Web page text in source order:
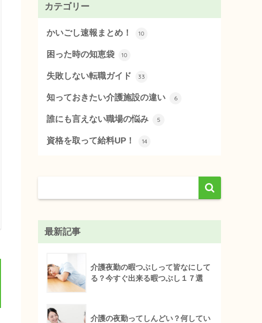
カテゴリー
かいごし速報まとめ！ 10
困った時の知恵袋 10
失敗しない転職ガイド 33
知っておきたい介護施設の違い 6
誰にも言えない職場の悩み 5
資格を取って給料UP！ 14
最新記事
介護夜勤の暇つぶしって皆なにして
る？今すぐ出来る暇つぶし１７選
介護の夜勤ってしんどい？何してい